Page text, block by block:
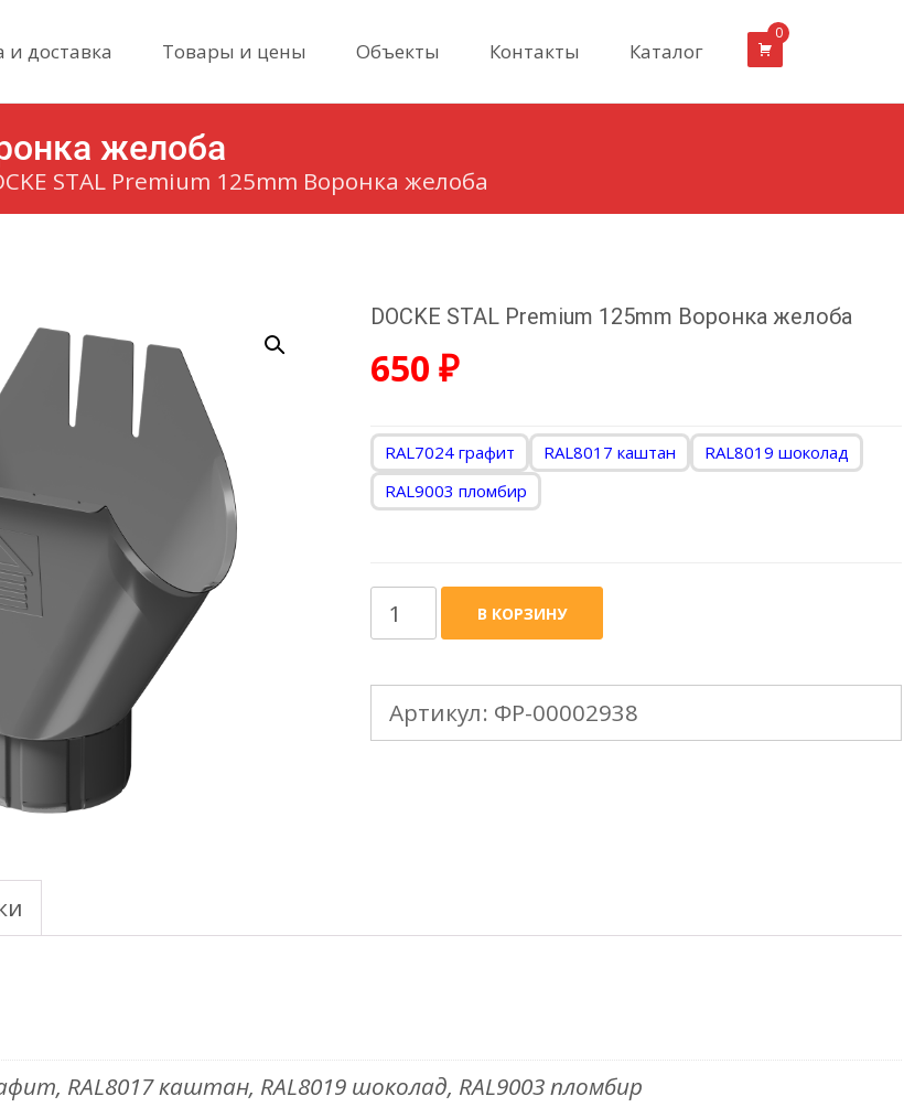
и доставка Товары и цены Объекты Контакты Каталог
0
желоба
STAL Premium 125mm Воронка желоба
DOCKE STAL Premium 125mm Воронка желоба
650 ₽
RAL7024 графит RAL8017 каштан
RAL8019 шоколад
RAL9003 пломбир
Количество
товара
DOCKE
STAL
В КОРЗИНУ
Артикул: ФР-00002938
RAL8017 каштан, RAL8019 шоколад, RAL9003 пломбир